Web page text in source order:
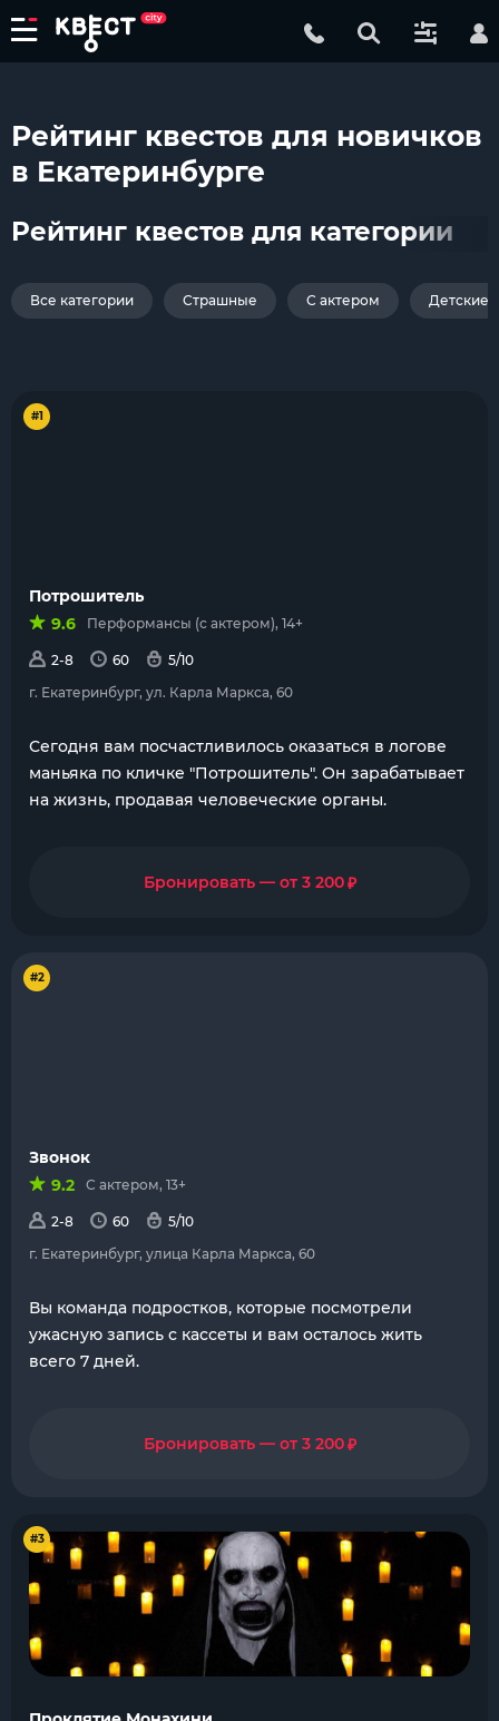
Рейтинг квестов для новичков
в Екатеринбурге
Рейтинг квестов для категории
Все категории Страшные С актером Детские
#1
Потрошитель
9.6
Перформансы (с актером), 14+
2-8 60
5/10
г. Екатеринбург, ул. Карла Маркса, 60
Сегодня вам посчастливилось оказаться в логове
маньяка по кличке "Потрошитель". Он зарабатывает
на жизнь, продавая человеческие органы.
Бронировать — от 3 200₽
#2
Звонок
9.2
С актером, 13+
2-8 60
5/10
г. Екатеринбург, улица Карла Маркса, 60
Вы команда подростков, которые посмотрели
ужасную запись с кассеты и вам осталось жить
всего 7 дней.
Бронировать — от 3 200₽
#3